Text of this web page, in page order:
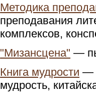
Методика
преподавания
комплексов,
"Мизансцена" —
Книга мудрости —
мудрость,